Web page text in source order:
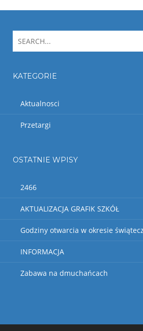
KATEGORIE
Aktualnosci
Przetargi
OSTATNIE WPISY
2466
AKTUALIZACJA GRAFIK SZKÓŁ
Godziny otwarcia w okresie
INFORMACJA
Zabawa na dmuchańcach